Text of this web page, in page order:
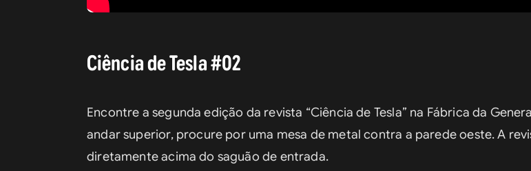
Ciência de Tesla #02
Encontre a segunda edição da revista “Ciência de Tesla” na Fábrica da
andar superior, procure por uma mesa de metal contra a parede oeste. A
diretamente acima do saguão de entrada.